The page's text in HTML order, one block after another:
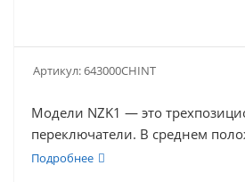
Артикул:643000CHINT
Модели NZK1 — это
переключатели. В среднем
устройства разомкнуты все
Подробнее